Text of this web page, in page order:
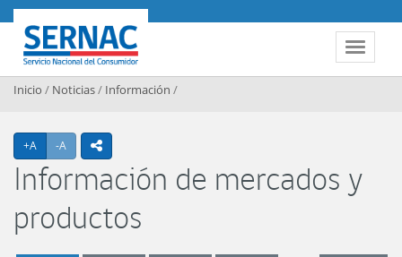
Contenido principal
Toggle
SERNAC
Inicio / Noticias/ Información /
+A Agrandar texto
-A Achicar textoicono compartir
Información